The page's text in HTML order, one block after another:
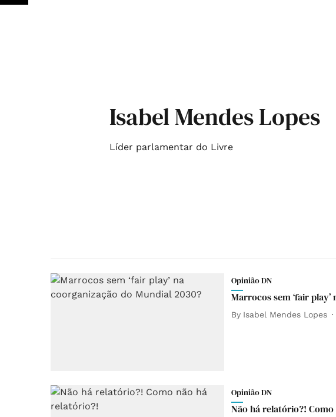
Isabel Mendes Lopes
Líder parlamentar do Livre
Opinião DN
Marrocos sem ‘fair
By Isabel Mendes Lopes
Opinião DN
Não há relatório?!